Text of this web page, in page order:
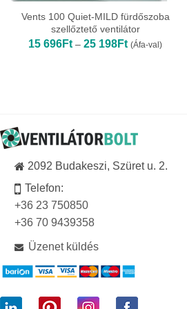
Vents 100 Quiet-MILD fürdőszoba
szellőztető ventilátor
15 696Ft – 25 198FtÁrtartomány:
15
(Áfa-val)
2092 Budakeszi, Szüret u. 2.
Telefon:
+36 23 750850
+36 70 9439358
Üzenet küldés